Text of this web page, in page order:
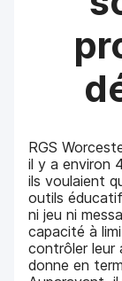
RGS
il y a environ
ils voulaient
outils
ni jeu ni
capacité à
contrôler leur
donne en